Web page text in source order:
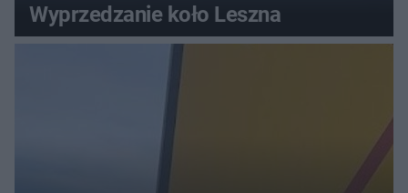
Wyprzedzanie koło Leszna